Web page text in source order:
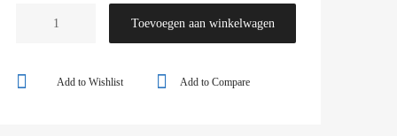
Toevoegen aan winkelwagen
Add to Compare
Add to Wishlist